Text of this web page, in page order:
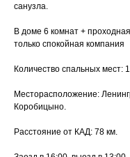
санузла.
В доме 6 комнат +
только спокойная компания
Количество спальных мест:
Месторасположение:
Коробицыно.
Расстояние от КАД: 78 км.